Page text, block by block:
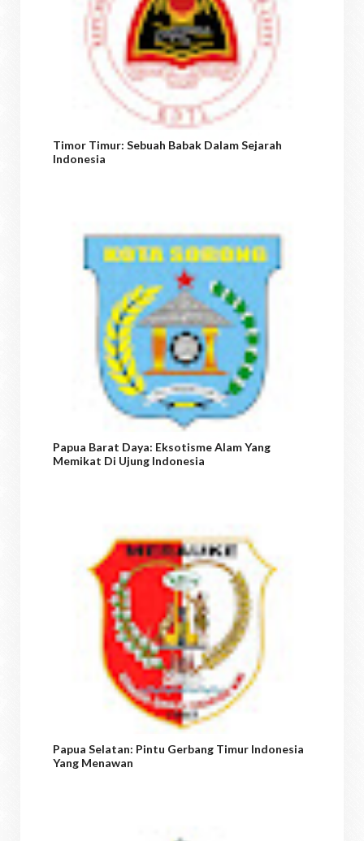
Timor Timur: Sebuah Babak Dalam Sejarah
Indonesia
Papua Barat Daya: Eksotisme Alam Yang
Memikat Di Ujung Indonesia
Papua Selatan: Pintu Gerbang Timur Indonesia
Yang Menawan